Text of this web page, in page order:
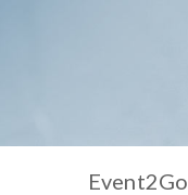
Event2Go